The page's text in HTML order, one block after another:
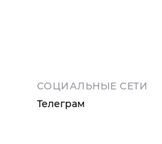
СОЦИАЛЬНЫЕ СЕТИ
Телеграм